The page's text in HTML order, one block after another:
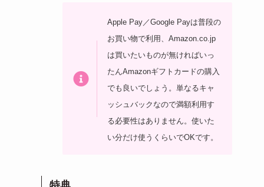
Apple Pay／Google Payは普段の
お買い物で利用、Amazon.co.jp
は買いたいものが無ければいっ
たんAmazonギフトカードの購入
でも良いでしょう。単なるキャ
ッシュバックなので満額利用す
る必要性はありません。使いた
い分だけ使うくらいでOKです。